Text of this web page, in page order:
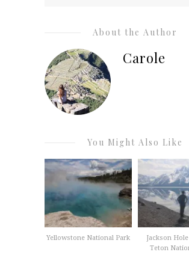
About the Author
Carole
You Might Also Like
Yellowstone National Park
Jackson
Teton